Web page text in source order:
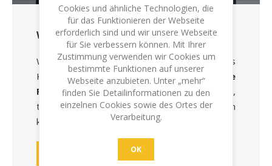
WIR GEHEN MIT DER ZEIT
Wir bieten wir Ihnen nicht nur unser ganzes
Können, sondern auch eine topmoderne
Produktionsinfrastruktur. Dies ermöglicht,
täglich grosse Mengen an Aufträgen
kompetent und schnell zu bearbeiten.
STEMPEL AUSWÄHLEN
Cookies und ähnliche Technologien, die
für das Funktionieren der Webseite
erforderlich sind und wir unsere Webseite
für Sie verbessern können. Mit Ihrer
Zustimmung verwenden wir Cookies um
bestimmte Funktionen auf unserer
Webseite anzubieten. Unter „mehr“
finden Sie Detailinformationen zu den
einzelnen Cookies sowie des Ortes der
Verarbeitung.
OK